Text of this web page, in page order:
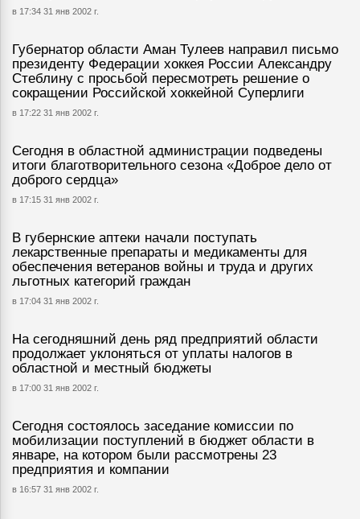
в 17:34 31 янв 2002 г.
Губернатор области Аман Тулеев направил письмо
президенту Федерации хоккея России Александру
Стеблину с просьбой пересмотреть решение о
сокращении Российской хоккейной Суперлиги
в 17:22 31 янв 2002 г.
Сегодня в областной администрации подведены
итоги благотворительного сезона «Доброе дело от
доброго сердца»
в 17:15 31 янв 2002 г.
В губернские аптеки начали поступать
лекарственные препараты и медикаменты для
обеспечения ветеранов войны и труда и других
льготных категорий граждан
в 17:04 31 янв 2002 г.
На сегодняшний день ряд предприятий области
продолжает уклоняться от уплаты налогов в
областной и местный бюджеты
в 17:00 31 янв 2002 г.
Сегодня состоялось заседание комиссии по
мобилизации поступлений в бюджет области в
январе, на котором были рассмотрены 23
предприятия и компании
в 16:57 31 янв 2002 г.